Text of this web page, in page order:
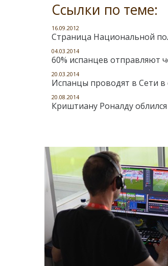
Ссылки по теме:
16.09.2012
Страница Национальной
04.03.2014
60% испанцев отправляют
20.03.2014
Испанцы проводят в Сети в
20.08.2014
Криштиану Роналду